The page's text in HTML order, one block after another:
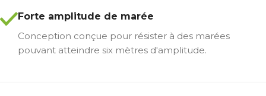
Forte amplitude de marée
Conception conçue pour résister à des marées
pouvant atteindre six mètres d'amplitude.